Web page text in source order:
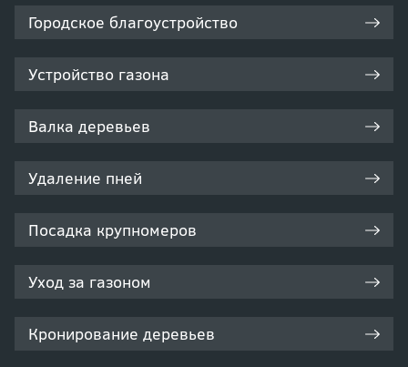
Городское благоустройство
Устройство газона
Валка деревьев
Удаление пней
Посадка крупномеров
Уход за газоном
Кронирование деревьев